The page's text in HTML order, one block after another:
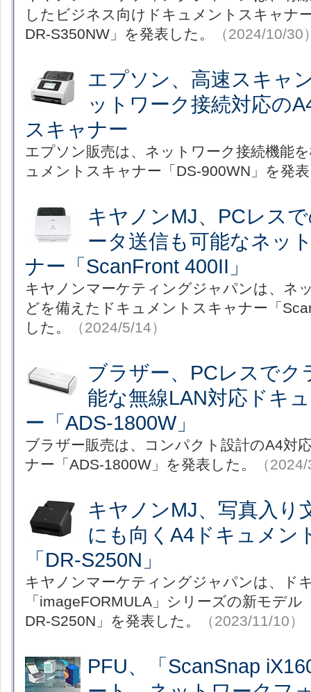
したビジネス向けドキュメントスキャナ
DR-S350NW」を発表した。
（2024/10/30
エプソン、高速スキャ
ットワーク接続対応の
スキャナー
エプソン販売は、ネットワーク接続機能
ュメントスキャナー「DS-900WN」を発
キヤノンMJ、PCレス
ータ送信も可能なネッ
ナー「ScanFront 400II」
キヤノンマーケティングジャパンは、ネ
どを備えたドキュメントスキャナー「
した。
（2024/5/14）
ブラザー、PCレスでク
能な無線LAN対応ドキ
ー「ADS-1800W」
ブラザー販売は、コンパクト設計のA4対
ナー「ADS-1800W」を発表した。
（
キヤノンMJ、写真入り
にも向くA4ドキュメン
「DR-S250N」
キヤノンマーケティングジャパンは、ド
「imageFORMULA」シリーズの新モデル
DR-S250N」を発表した。
（2023/11/10）
PFU、「ScanSnap